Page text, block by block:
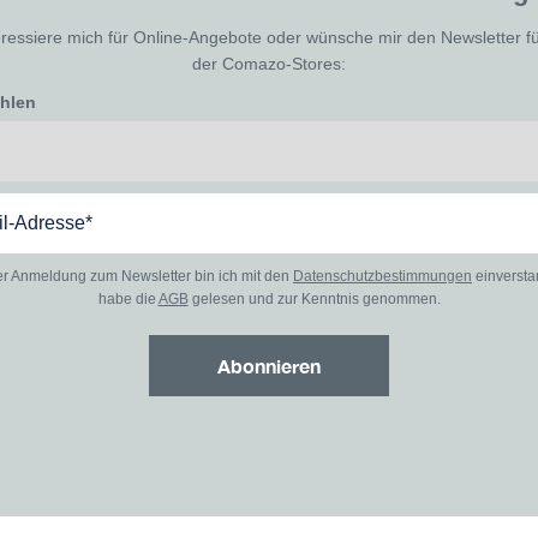
mich für Online-Angebote oder wünsche mir den Newsletter
der Comazo-Stores:
Anmeldung zum Newsletter bin ich mit den Datenschutzbestimmungen
habe die AGBgelesen und zur Kenntnis genommen.
Abonnieren